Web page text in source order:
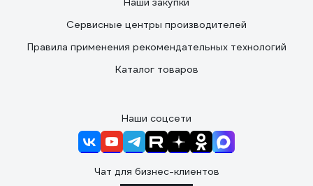
Сервисные центры производителей
Правила применения рекомендательных технологий
Каталог товаров
Наши соцсети
Чат для бизнес-клиентов